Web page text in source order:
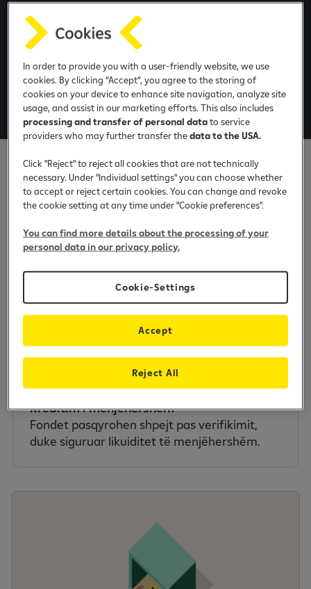
k
n
a
p
DROPBOX
Zgjidhje e dedikuar për bizneset me qarkullim të
lartë kesh dhe nevojë për deponim të sigurt 24/7.
Si funksionin Dropbox?
Deponime të sigurta dhe fleksibile
Depononi 24/7 përmes pajisjeve automatike,
Proces i automatizuar dhe i mbrojtur
Çdo deponim realizohet me kartelë, çelës
sigurie dhe qese të dedikuar.
Kreditim i menjëhershëm
Fondet pasqyrohen shpejt pas verifikimit,
duke siguruar likuiditet të menjëhershëm.
In order to provide you with a user-friendly website, we use
cookies. By clicking “Accept”, you agree to the storing of
cookies on your device to enhance site navigation, analyze site
usage, and assist in our marketing efforts. This also includes
processing and transfer of personal datato service
providers who may further transfer thedata to the USA.
Click "Reject" to reject all cookies that are not technically
necessary. Under "Individual settings" you can choose whether
to accept or reject certain cookies. You can change and revoke
the cookie setting at any time under "Cookie preferences".
You can find more details about the processing of your
personal data in our privacy policy.
Cookie-Settings
Reject All
Accept